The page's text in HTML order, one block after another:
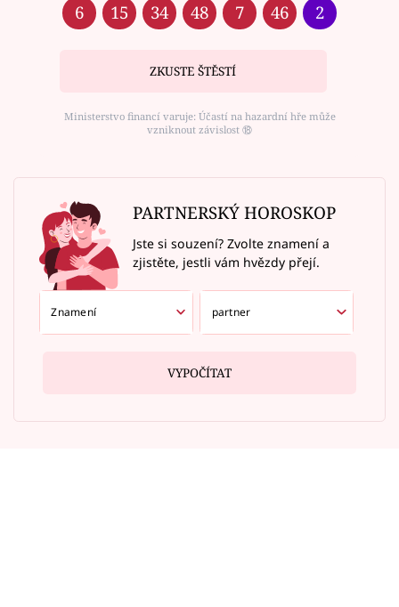
6 15 34 48 7 46 2
ZKUSTE ŠTĚSTÍ
Ministerstvo financí varuje: Účastí na hazardní hře může
vzniknout závislost ⑱
PARTNERSKÝ HOROSKOP
Jste si souzení? Zvolte znamení a
zjistěte, jestli vám hvězdy přejí.
VYPOČÍTAT